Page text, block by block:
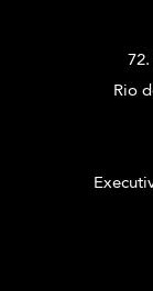
72.
Rio